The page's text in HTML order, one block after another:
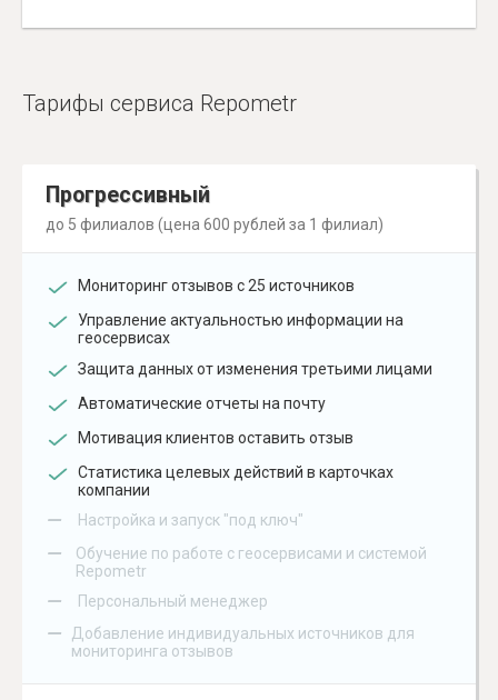
Тарифы сервиса Repometr
Прогрессивный
до 5 филиалов (цена 600 рублей за 1 филиал)
Мониторинг отзывов с 25 источников
Управление актуальностью информации на
геосервисах
Защита данных от изменения третьими лицами
Автоматические отчеты на почту
Мотивация клиентов оставить отзыв
Статистика целевых действий в карточках
компании
– Настройка и запуск "под ключ"
–
Обучение по работе с геосервисами и системой
Repometr
– Персональный менеджер
–
Добавление индивидуальных источников для
мониторинга отзывов